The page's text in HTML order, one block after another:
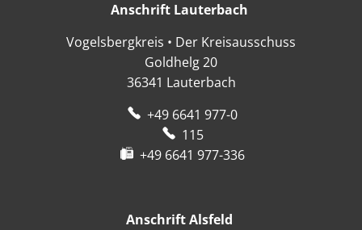
Anschrift Lauterbach
Vogelsbergkreis • Der Kreisausschuss
Goldhelg 20
36341 Lauterbach
+49 6641 977-0
115
+49 6641 977-336
Anschrift Alsfeld